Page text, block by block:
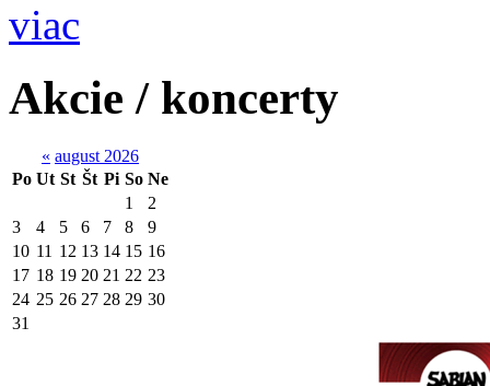
viac
Akcie / koncerty
« august 2026
Po Ut St Št Pi So Ne
1
2
3
4 5 6 7 8
9
10 11 12 13 14 15 16
17 18 19 20 21 22 23
24 25 26 27 28 29 30
31